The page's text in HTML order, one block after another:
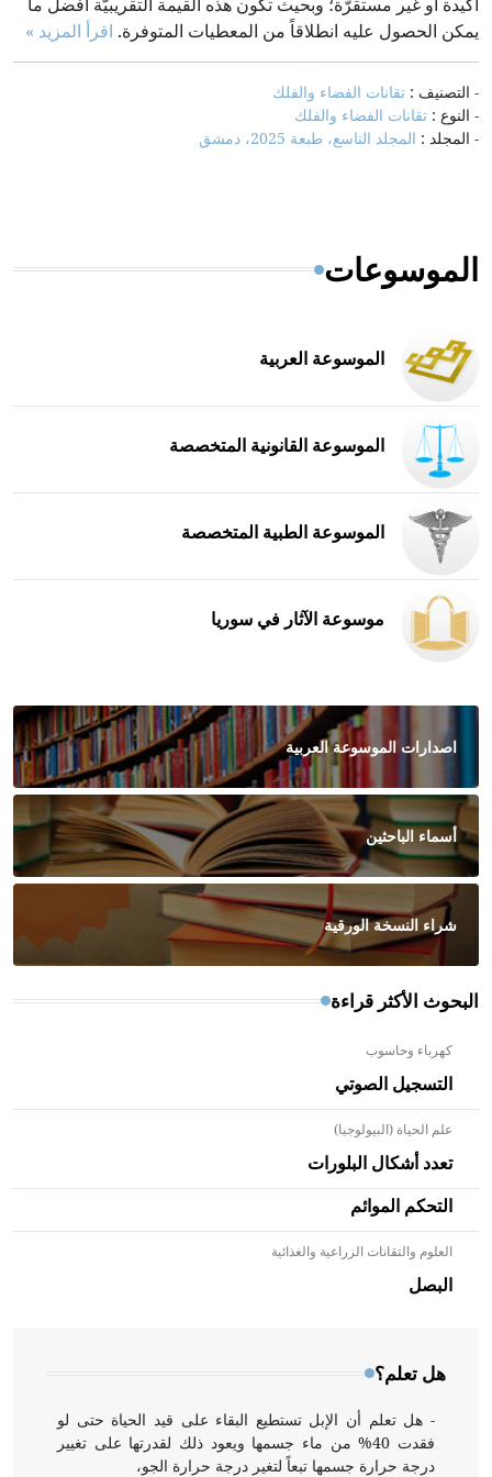
يمكن الحصول عليه انطلاقاً من المعطيات المتوفرة. اقرأ المزيد »
- التصنيف : تقانات الفضاء والفلك
- النوع : تقانات الفضاء والفلك
- المجلد : المجلد التاسع، طبعة 2025، دمشق
الموسوعات
الموسوعة العربية
الموسوعة القانونية المتخصصة
الموسوعة الطبية المتخصصة
موسوعة الآثار في سوريا
اصدارات الموسوعة العربية
أسماء الباحثين
شراء النسخة الورقية
البحوث الأكثر قراءة
كهرباء وحاسوب
التسجيل الصوتي
علم الحياة (البيولوجيا)
تعدد أشكال البلورات
التحكم الموائم
العلوم والتقانات الزراعية والغذائية
البصل
هل تعلم؟
- هل تعلم أن الأبلق نوع من الفنون الهندسية التي ارتبطت
بالعمارة الإسلامية في بلاد الشام ومصر خاصة، حيث يحرص
المعمار على بناء مداميكه وخاصة في الواجهات
- هل تعلم أن الإبل تستطيع البقاء على قيد الحياة حتى لو
فقدت 40% من ماء جسمها ويعود ذلك لقدرتها على تغيير
درجة حرارة جسمها تبعاً لتغير درجة حرارة الجو،